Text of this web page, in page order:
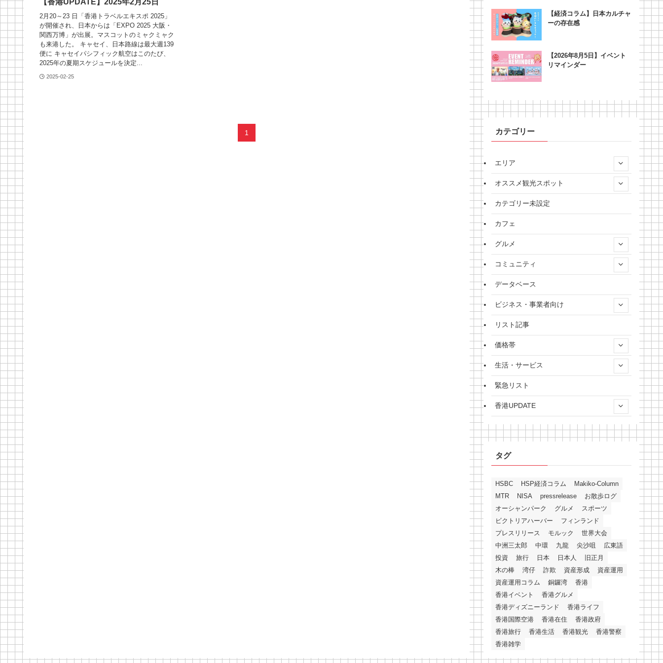
【香港UPDATE】2025年2月25日
2月20～23 日「香港トラベルエキスポ 2025」
が開催され、日本からは「EXPO 2025 大阪・
関西万博」が出展。マスコットのミャクミャク
も来港した。 キャセイ、日本路線は最大週139
便に キャセイパシフィック航空はこのたび、
2025年の夏期スケジュールを決定...
2025-02-25
1
【経済コラム】日本カルチャ
ーの存在感
【2026年8月5日】イベント
リマインダー
カテゴリー
エリア
オススメ観光スポット
カテゴリー未設定
カフェ
グルメ
コミュニティ
データベース
ビジネス・事業者向け
リスト記事
価格帯
生活・サービス
緊急リスト
香港UPDATE
タグ
HSBC HSP経済コラム
Makiko-Column
MTR
NISA pressrelease
お散歩ログ
オーシャンパーク
グルメ
スポーツ
ビクトリアハーバー
フィンランド
プレスリリース
モルック
世界大会
中洲三太郎
中環 九龍 尖沙咀
広東語
投資
旅行 日本 日本人
旧正月
木の棒
湾仔 詐欺 資産形成
資産運用
資産運用コラム
銅鑼湾
香港
香港イベント
香港グルメ
香港ディズニーランド
香港ライフ
香港国際空港
香港在住
香港政府
香港旅行
香港生活 香港観光
香港警察
香港雑学